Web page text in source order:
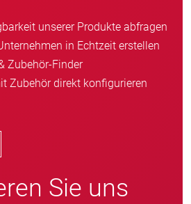
unserer Produkte abfragen
in Echtzeit erstellen
Zubehör-Finder
Zubehör direkt konfigurieren
Sie uns